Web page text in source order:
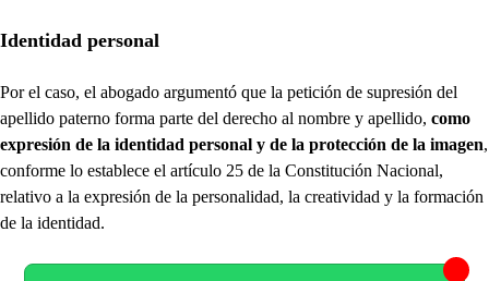
Identidad personal
Por el caso, el abogado argumentó que la petición de supresión del
apellido paterno forma parte del derecho al nombre y apellido, como
expresión de la identidad personal y de la protección de la imagen,
conforme lo establece el artículo 25 de la Constitución Nacional,
relativo a la expresión de la personalidad, la creatividad y la formación
de la identidad.